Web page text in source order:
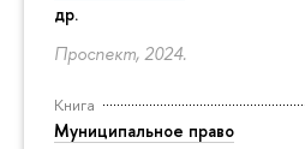
др.
Проспект, 2024.
Книга
Муниципальное право